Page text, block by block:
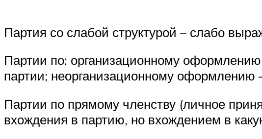
Партия со слабой структурой – слабо
Партии по: организационному
партии; неорганизационному
Партии по прямому членству (личное
вхождения в партию, но вхождением в